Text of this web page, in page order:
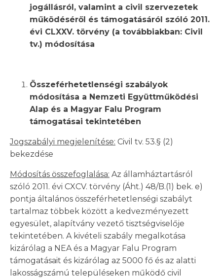
jogállásról, valamint a civil szervezetek
működéséről és támogatásáról szóló 2011.
évi CLXXV. törvény (a továbbiakban: Civil
tv.) módosítása
Összeférhetetlenségi szabályok
módosítása a Nemzeti Együttműködési
Alap és a Magyar Falu Program
támogatásai tekintetében
Jogszabályi megjelenítése: Civil tv. 53.§ (2)
bekezdése
Módosítás összefoglalása: Az államháztartásról
szóló 2011. évi CXCV. törvény (Áht.) 48/B.(1) bek. e)
pontja általános összeférhetetlenségi szabályt
tartalmaz többek között a kedvezményezett
egyesület, alapítvány vezető tisztségviselője
tekintetében. A kivételi szabály megalkotása
kizárólag a NEA és a Magyar Falu Program
támogatásait és kizárólag az 5000 fő és az alatti
lakosságszámú településeken működő civil